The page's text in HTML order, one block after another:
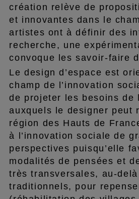
création relève de
et innovantes dans le
artistes ont à définir des
recherche, une
convoque les savoir-faire
Le design d’espace est
champ de l’innovation
de projeter les besoins de
auxquels le designer peut
région des Hauts de
à l’innovation sociale de
perspectives puisqu’elle
modalités de pensées et
très transversales, au-
traditionnels, pour